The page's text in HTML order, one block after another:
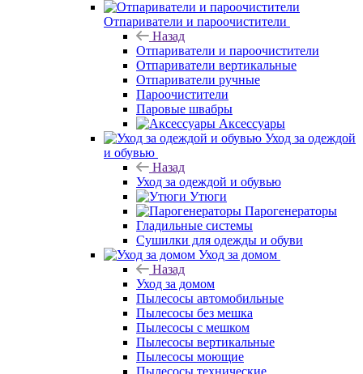
Отпариватели и пароочистители
Назад
Отпариватели и пароочистители
Отпариватели вертикальные
Отпариватели ручные
Пароочистители
Паровые швабры
Аксессуары
Уход за одеждой
и обувью
Назад
Уход за одеждой и обувью
Утюги
Парогенераторы
Гладильные системы
Сушилки для одежды и обуви
Уход за домом
Назад
Уход за домом
Пылесосы автомобильные
Пылесосы без мешка
Пылесосы с мешком
Пылесосы вертикальные
Пылесосы моющие
Пылесосы технические